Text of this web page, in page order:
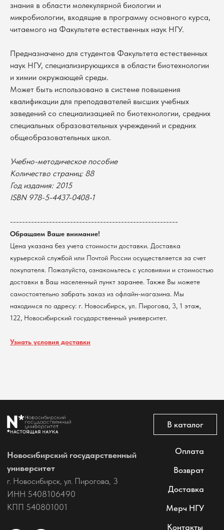
знания в области молекулярной биологии и
микробиологии, входящие в программу основного курса,
читаемого на Факультете естественных наук НГУ.
Предназначено для студентов Факультета естественных
наук НГУ, специализирующихся в области биотехнологии
и химии окружающей среды.
Может быть использовано в системе повышения
квалификации для преподавателей высших учебных
заведений со специализацией по биотехнологии, средних
специальных образовательных учреждений и средних
общеобразовательных школ.
Учебно-методическое пособие
Количество страниц: 88
Год издания: 2015
ISBN 978-5-4437-0408-1
--------------------------------------------------------
Обращаем Ваше внимание!
Цена указана без учета стоимости доставки. Доставка
курьерской службой или Почтой России осуществляется за счет
покупателя. Пожалуйста, ознакомьтесь с условиями и стоимостью
доставки в Ваш населенный пункт заранее. Также Вы можете
самостоятельно забрать заказ из офлайн-магазина. Мы
находимся по адресу: г. Новосибирск, ул. Пирогова, 3, 1 этаж,
122, Новосибирский государственный университет.
Узнать условия доставки
Все права защищены
Политика обработки персональных данных
Согласие на обработку персональных данных
пользователей сайта
университет
г. Новосибирск, ул. Пирогова, 3
ИНН 5408106490
КПП 540801001